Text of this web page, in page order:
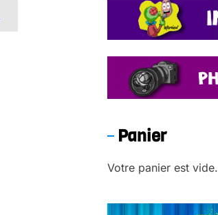
Panier
Votre panier est vide.